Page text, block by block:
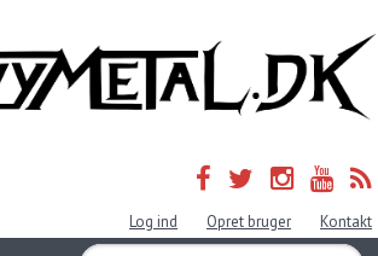
Log ind Opret bruger Kontakt